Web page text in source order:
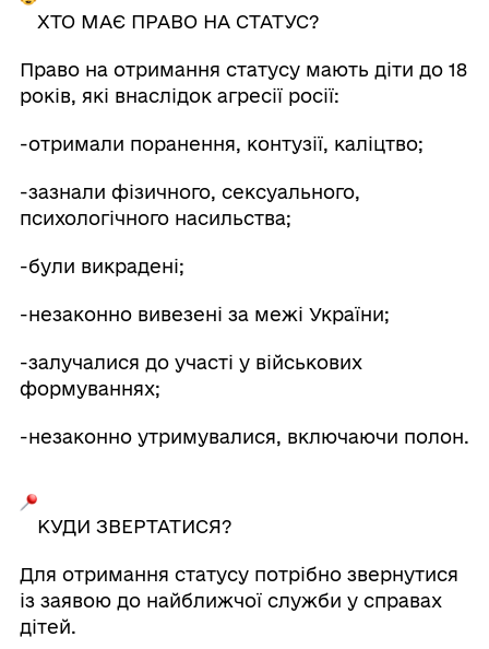
ХТО МАЄ ПРАВО НА СТАТУС?
Право на отримання статусу мають діти до 18
років, які внаслідок агресії росії:
-отримали поранення, контузії, каліцтво;
-зазнали фізичного, сексуального,
психологічного насильства;
-були викрадені;
-незаконно вивезені за межі України;
-залучалися до участі у військових
формуваннях;
-незаконно утримувалися, включаючи полон.
КУДИ ЗВЕРТАТИСЯ?
Для отримання статусу потрібно звернутися
із заявою до найближчої служби у справах
дітей.